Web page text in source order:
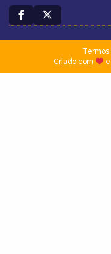
Termos|
Criado com
e